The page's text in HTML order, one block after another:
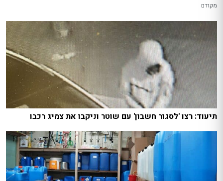
מקודם
תיעוד: רצו 'לסגור חשבון' עם שוטר וניקבו את צמיג רכבו